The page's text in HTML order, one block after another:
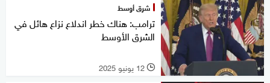
شرق أوسط
ترامب: هناك خطر اندلاع نزاع هائل في
الشرق الأوسط
l 12 يونيو 2025